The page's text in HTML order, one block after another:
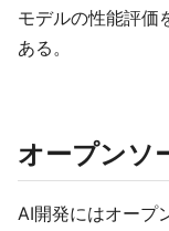
モデルの性能評価
ある。
オープンソ
AI開発にはオープ